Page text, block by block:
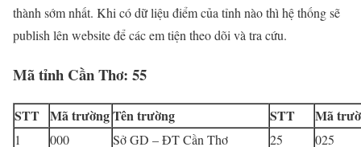
thành sớm nhất. Khi có dữ liệu điểm của tỉnh nào thì hệ thống sẽ
publish lên website để các em tiện theo dõi và tra cứu.
Mã tỉnh Cần Thơ: 55
STT Mã trườngTên trường STT Mã
1 000 Sở GD – ĐT Cần Thơ 25
025